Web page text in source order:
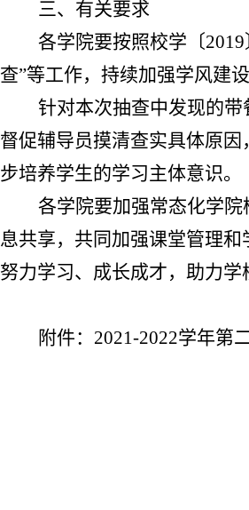
三、有关要求
各学院要按照校学〔
查”等工作，持续加强学风建设
针对本次抽查中发现的带
督促辅导员摸清查实具体原因，
步培养学生的学习主体意识。
各学院要加强常态化学院
息共享，共同加强课堂管理
努力学习、成长成才， 助力学
附件： 2021-2022学年第
学生